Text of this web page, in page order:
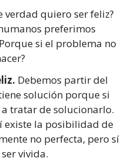
verdad quiero ser feliz?
preferimos
si el problema no
Debemos partir del
solución porque si
tratar de solucionarlo.
existe la posibilidad de
no perfecta, pero sí
vivida.